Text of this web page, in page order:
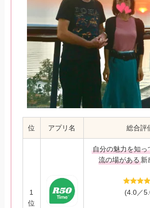
位 アプリ名 総合評
1
位
自分の魅力を知っ
流の場がある新
(4.0／